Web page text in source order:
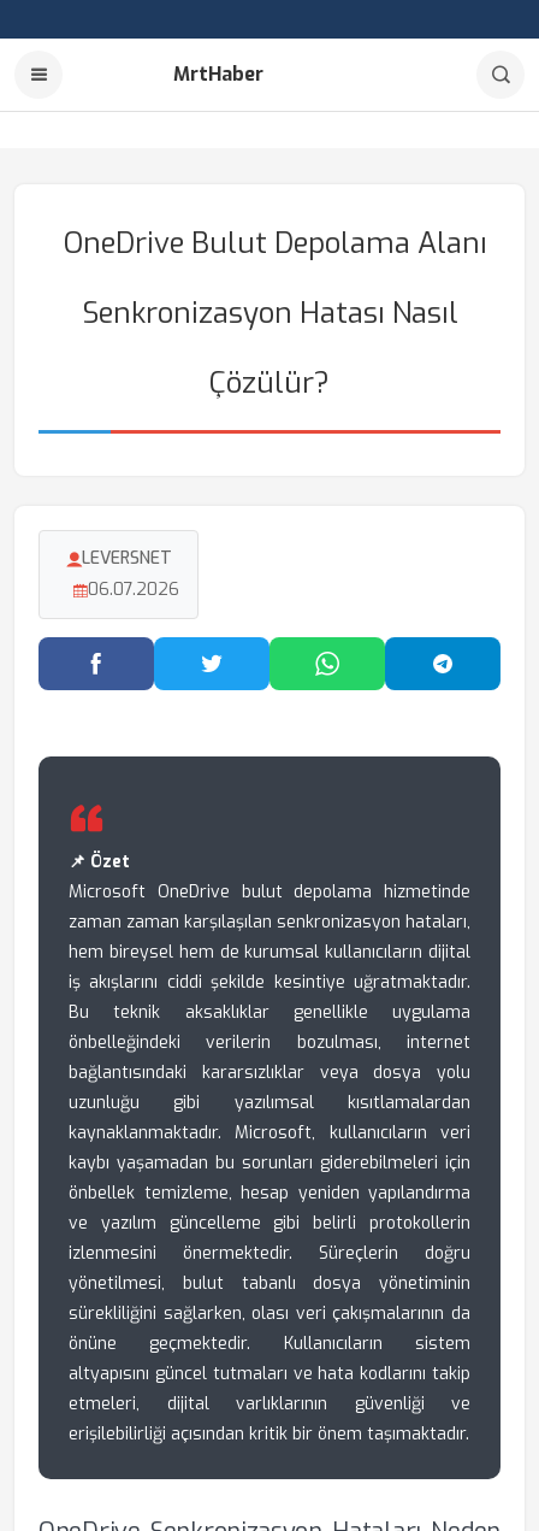
MrtHaber
OneDrive Bulut Depolama Alanı
Senkronizasyon Hatası Nasıl
Çözülür?
LEVERSNET
06.07.2026
Facebook'ta PaylaşTwitter'da PaylaşWhatsApp'ta Paylaş
📌 Özet
Microsoft OneDrive bulut depolama hizmetinde
zaman zaman karşılaşılan senkronizasyon hataları,
hem bireysel hem de kurumsal kullanıcıların dijital
iş akışlarını ciddi şekilde kesintiye uğratmaktadır.
Bu teknik aksaklıklar genellikle uygulama
önbelleğindeki verilerin bozulması, internet
bağlantısındaki kararsızlıklar veya dosya yolu
uzunluğu gibi yazılımsal kısıtlamalardan
kaynaklanmaktadır. Microsoft, kullanıcıların veri
kaybı yaşamadan bu sorunları giderebilmeleri için
önbellek temizleme, hesap yeniden yapılandırma
ve yazılım güncelleme gibi belirli protokollerin
izlenmesini önermektedir. Süreçlerin doğru
yönetilmesi, bulut tabanlı dosya yönetiminin
sürekliliğini sağlarken, olası veri çakışmalarının da
önüne geçmektedir. Kullanıcıların sistem
altyapısını güncel tutmaları ve hata kodlarını takip
etmeleri, dijital varlıklarının güvenliği ve
erişilebilirliği açısından kritik bir önem taşımaktadır.